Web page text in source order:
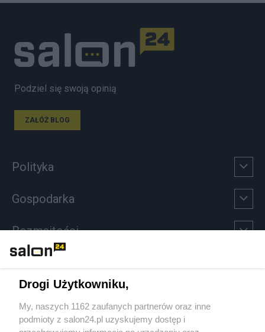
Podziel się swoją opinią
ZAŁÓŻ BLOG
Polityka
Gospodarka
Rozmaitości
Sport
Społeczeństwo
Drogi Użytkowniku,
My, naszych 1162 zaufanych partnerów oraz inne
podmioty z salon24.pl uzyskujemy dostęp i